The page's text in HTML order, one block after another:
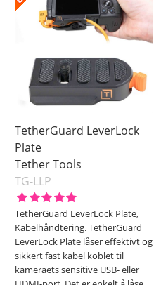
TetherGuard LeverLock
Plate
Tether Tools
TG-LLP
TetherGuard LeverLock Plate,
Kabelhåndtering. TetherGuard
LeverLock Plate låser effektivt og
sikkert fast kabel koblet til
kameraets sensitive USB- eller